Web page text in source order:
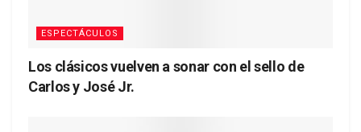
ESPECTÁCULOS
Los clásicos vuelven a sonar con el sello de
Carlos y José Jr.